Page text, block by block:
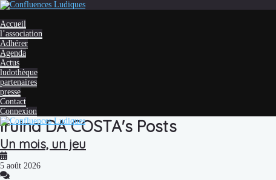
Accueil
l’association
Adhérer
Agenda
Actus
ludothèque
partenaires
presse
Contact
Connexion
Iruina DA COSTA's Posts
Un mois, un jeu
5 août 2026